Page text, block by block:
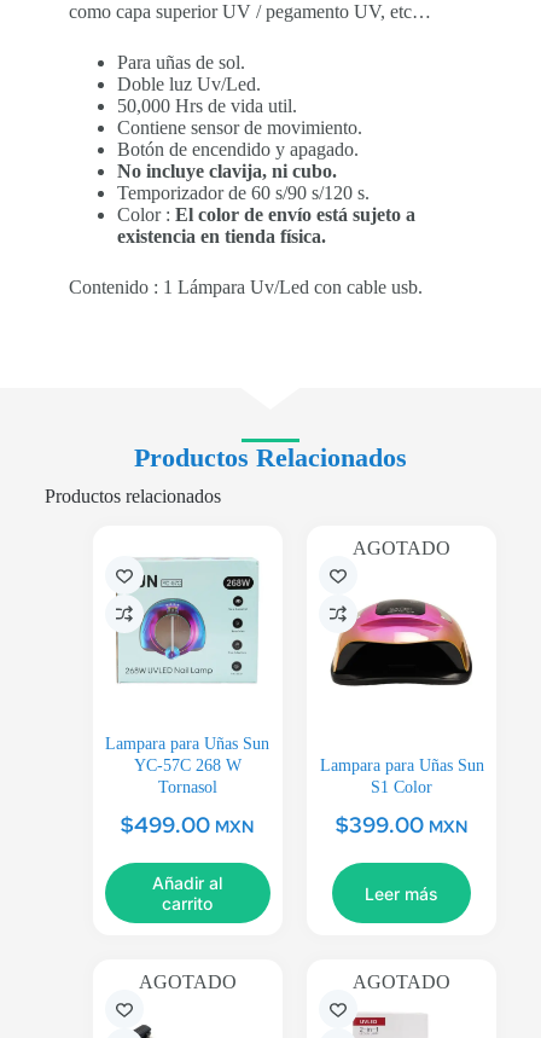
como capa superior UV / pegamento UV, etc…
Para uñas de sol.
Doble luz Uv/Led.
50,000 Hrs de vida util.
Contiene sensor de movimiento.
Botón de encendido y apagado.
No incluye clavija, ni cubo.
Temporizador de 60 s/90 s/120 s.
Color : El color de envío está sujeto a
existencia en tienda física.
Contenido : 1 Lámpara Uv/Led con cable usb.
Productos Relacionados
Productos relacionados
Lampara para Uñas Sun
YC-57C 268 W
Tornasol
$499.00 MXN
Añadir al
carrito
AGOTADO
Lampara para Uñas Sun
S1 Color
$399.00 MXN
Leer más
AGOTADO AGOTADO